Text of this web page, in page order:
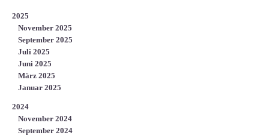
2025
November 2025
September 2025
Juli 2025
Juni 2025
März 2025
Januar 2025
2024
November 2024
September 2024